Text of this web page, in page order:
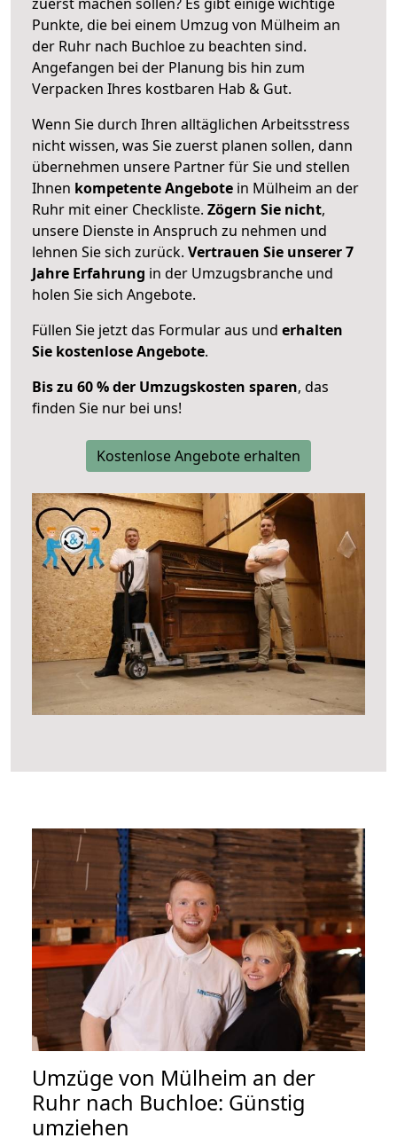
Punkte, die bei einem Umzug von Mülheim an
der Ruhr nach Buchloe zu beachten sind.
Angefangen bei der Planung bis hin zum
Verpacken Ihres kostbaren Hab & Gut.
Wenn Sie durch Ihren alltäglichen Arbeitsstress
nicht wissen, was Sie zuerst planen sollen, dann
übernehmen unsere Partner für Sie und stellen
Ihnen kompetente Angebote in Mülheim an der
Ruhr mit einer Checkliste. Zögern Sie nicht,
unsere Dienste in Anspruch zu nehmen und
lehnen Sie sich zurück. Vertrauen Sie unserer 7
Jahre Erfahrung in der Umzugsbranche und
holen Sie sich Angebote.
Füllen Sie jetzt das Formular aus und erhalten
Sie kostenlose Angebote.
Bis zu 60 % der Umzugskosten sparen, das
finden Sie nur bei uns!
Kostenlose Angebote erhalten
Umzüge von Mülheim an der
Ruhr nach Buchloe: Günstig
umziehen